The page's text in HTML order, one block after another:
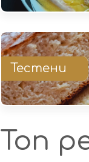
Тестени
Топ